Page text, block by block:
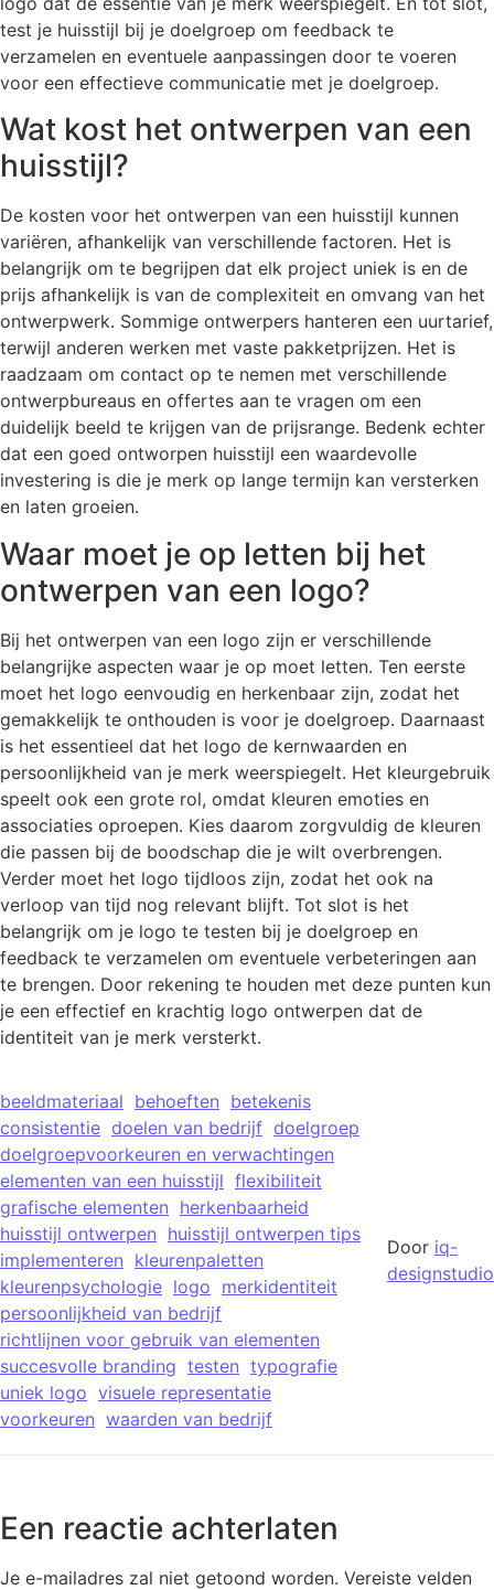
test je huisstijl bij je doelgroep om feedback te
verzamelen en eventuele aanpassingen door te voeren
voor een effectieve communicatie met je doelgroep.
Wat kost het ontwerpen van een
huisstijl?
De kosten voor het ontwerpen van een huisstijl kunnen
variëren, afhankelijk van verschillende factoren. Het is
belangrijk om te begrijpen dat elk project uniek is en de
prijs afhankelijk is van de complexiteit en omvang van het
ontwerpwerk. Sommige ontwerpers hanteren een uurtarief,
terwijl anderen werken met vaste pakketprijzen. Het is
raadzaam om contact op te nemen met verschillende
ontwerpbureaus en offertes aan te vragen om een
duidelijk beeld te krijgen van de prijsrange. Bedenk echter
dat een goed ontworpen huisstijl een waardevolle
investering is die je merk op lange termijn kan versterken
en laten groeien.
Waar moet je op letten bij het
ontwerpen van een logo?
Bij het ontwerpen van een logo zijn er verschillende
belangrijke aspecten waar je op moet letten. Ten eerste
moet het logo eenvoudig en herkenbaar zijn, zodat het
gemakkelijk te onthouden is voor je doelgroep. Daarnaast
is het essentieel dat het logo de kernwaarden en
persoonlijkheid van je merk weerspiegelt. Het kleurgebruik
speelt ook een grote rol, omdat kleuren emoties en
associaties oproepen. Kies daarom zorgvuldig de kleuren
die passen bij de boodschap die je wilt overbrengen.
Verder moet het logo tijdloos zijn, zodat het ook na
verloop van tijd nog relevant blijft. Tot slot is het
belangrijk om je logo te testen bij je doelgroep en
feedback te verzamelen om eventuele verbeteringen aan
te brengen. Door rekening te houden met deze punten kun
je een effectief en krachtig logo ontwerpen dat de
identiteit van je merk versterkt.
beeldmateriaal behoeften betekenis
consistentie doelen van bedrijf doelgroep
doelgroepvoorkeuren en verwachtingen
elementen van een huisstijl flexibiliteit
grafische elementen herkenbaarheid
huisstijl ontwerpen huisstijl ontwerpen tips
implementeren kleurenpaletten
kleurenpsychologie logo merkidentiteit
persoonlijkheid van bedrijf
richtlijnen voor gebruik van elementen
succesvolle branding testen typografie
uniek logo visuele representatie
voorkeuren waarden van bedrijf
Door iq-
designstudio
Een reactie achterlaten
Je e-mailadres zal niet getoond worden. Vereiste velden